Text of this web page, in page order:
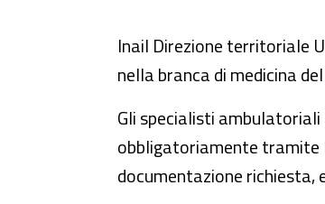
Inail Direzione territoriale
nella branca di medicina
Gli specialisti
obbligatoriamente tramite
documentazione richiesta,